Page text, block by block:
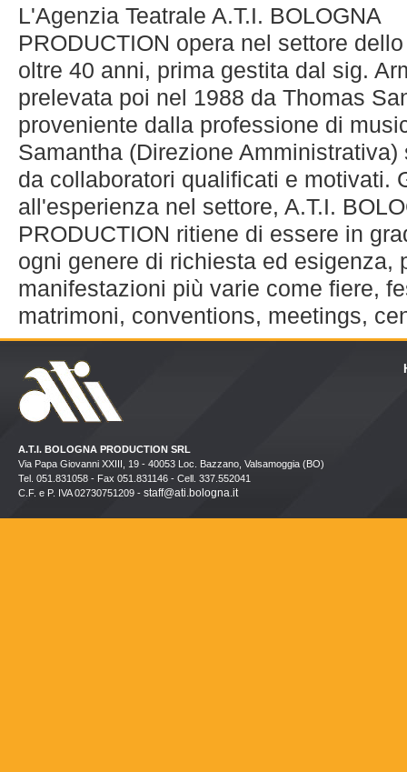
L'Agenzia Teatrale A.T.I. BOLOGNA
PRODUCTION opera nel settore
oltre 40 anni, prima gestita dal sig.
prelevata poi nel 1988 da Thomas
proveniente dalla professione di
Samantha (Direzione
da collaboratori qualificati e motivati.
all'esperienza nel settore, A.T.I.
PRODUCTION ritiene di essere in
ogni genere di richiesta ed esigenza,
manifestazioni più varie come fiere,
matrimoni, conventions, meetings,
A.T.I. BOLOGNA PRODUCTION SRL
Via Papa Giovanni XXIII, 19 - 40053 Loc. Bazzano, Valsamoggia (BO)
Tel. 051.831058 - Fax 051.831146 - Cell. 337.552041
C.F. e P. IVA 02730751209 - staff@ati.bologna.it